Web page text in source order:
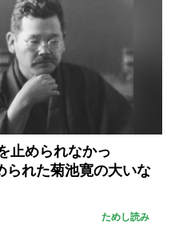
止められなかっ
れた菊池寛の大いな
ためし読み